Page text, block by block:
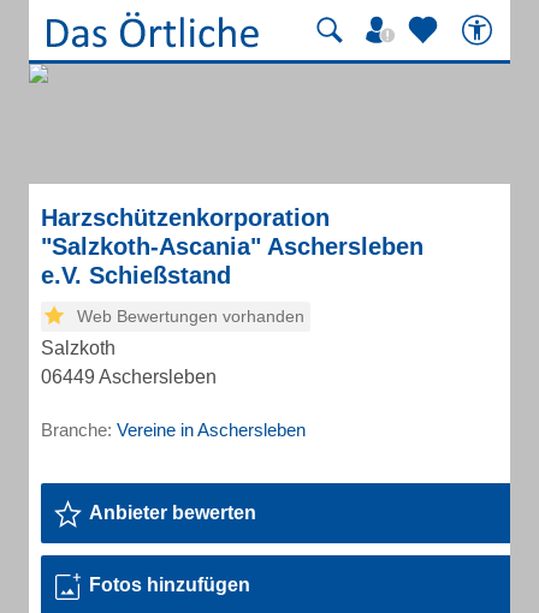
Harzschützenkorporation
"Salzkoth-Ascania" Aschersleben
e.V. Schießstand
Web Bewertungen vorhanden
Salzkoth
06449 Aschersleben
Branche: Vereine in Aschersleben
Anbieter bewerten
Fotos hinzufügen